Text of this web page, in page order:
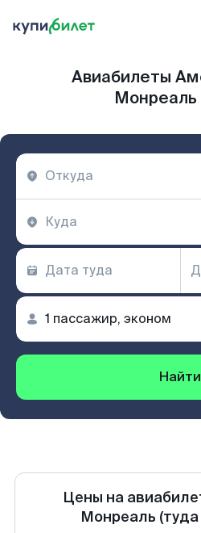
Авиабилеты
Монреаль
Найти
Цены на
Монреаль